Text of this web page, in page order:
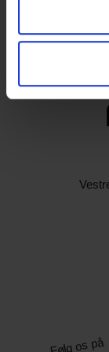
Event
Følg os på